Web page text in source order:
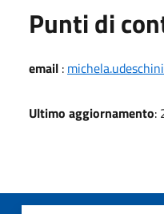
Punti di
email :
Ultimo aggiornamento: